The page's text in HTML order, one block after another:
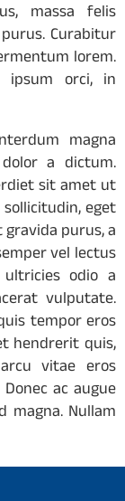
massa felis
Curabitur
lorem.
ipsum orci, in
magna
a dictum.
sit amet ut
eget
gravida purus, a
vel lectus
ultricies odio a
vulputate.
tempor eros
hendrerit quis,
vitae eros
ac augue
magna. Nullam